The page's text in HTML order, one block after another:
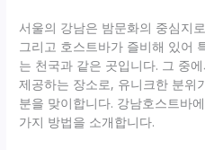
서울의 강남은 밤문화의 중심지
그리고 호스트바가 즐비해 있어
는 천국과 같은 곳입니다. 그 중
제공하는 장소로, 유니크한 분위
분을 맞이합니다. 강남호스트바
가지 방법을 소개합니다.